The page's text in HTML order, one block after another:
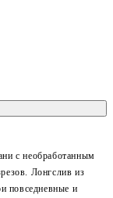
с необработанным
Лонгслив из
повседневные и